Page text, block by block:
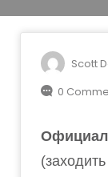
Scott
0